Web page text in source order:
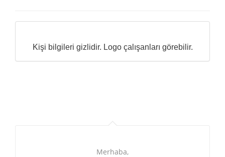
Kişi bilgileri gizlidir. Logo çalışanları görebilir.
Merhaba,